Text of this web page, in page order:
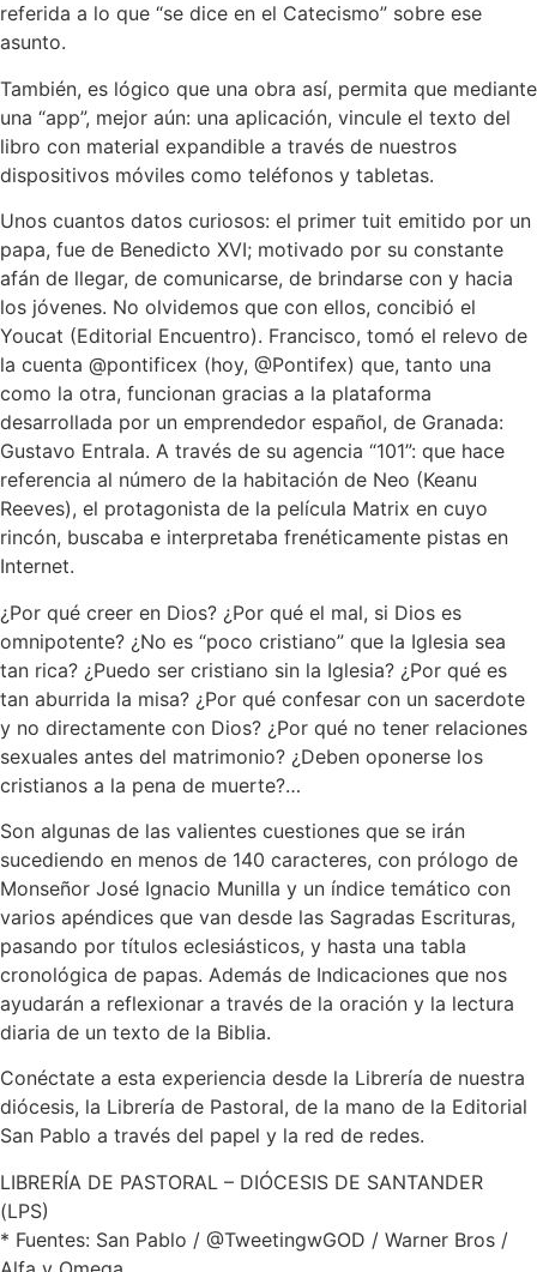
referida a lo que “se dice en el Catecismo” sobre ese
asunto.
También, es lógico que una obra así, permita que mediante
una “app”, mejor aún: una aplicación, vincule el texto del
libro con material expandible a través de nuestros
dispositivos móviles como teléfonos y tabletas.
Unos cuantos datos curiosos: el primer tuit emitido por un
papa, fue de Benedicto XVI; motivado por su constante
afán de llegar, de comunicarse, de brindarse con y hacia
los jóvenes. No olvidemos que con ellos, concibió el
Youcat (Editorial Encuentro). Francisco, tomó el relevo de
la cuenta @pontificex (hoy, @Pontifex) que, tanto una
como la otra, funcionan gracias a la plataforma
desarrollada por un emprendedor español, de Granada:
Gustavo Entrala. A través de su agencia “101”: que hace
referencia al número de la habitación de Neo (Keanu
Reeves), el protagonista de la película Matrix en cuyo
rincón, buscaba e interpretaba frenéticamente pistas en
Internet.
¿Por qué creer en Dios? ¿Por qué el mal, si Dios es
omnipotente? ¿No es “poco cristiano” que la Iglesia sea
tan rica? ¿Puedo ser cristiano sin la Iglesia? ¿Por qué es
tan aburrida la misa? ¿Por qué confesar con un sacerdote
y no directamente con Dios? ¿Por qué no tener relaciones
sexuales antes del matrimonio? ¿Deben oponerse los
cristianos a la pena de muerte?…
Son algunas de las valientes cuestiones que se irán
sucediendo en menos de 140 caracteres, con prólogo de
Monseñor José Ignacio Munilla y un índice temático con
varios apéndices que van desde las Sagradas Escrituras,
pasando por títulos eclesiásticos, y hasta una tabla
cronológica de papas. Además de Indicaciones que nos
ayudarán a reflexionar a través de la oración y la lectura
diaria de un texto de la Biblia.
Conéctate a esta experiencia desde la Librería de nuestra
diócesis, la Librería de Pastoral, de la mano de la Editorial
San Pablo a través del papel y la red de redes.
LIBRERÍA DE PASTORAL – DIÓCESIS DE SANTANDER
(LPS)
* Fuentes: San Pablo / @TweetingwGOD / Warner Bros /